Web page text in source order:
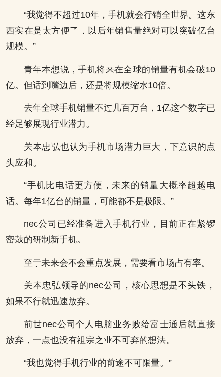
“我觉得不超过10年，手机就会行销全世界。这东
西实在是太方便了，以后年销售量绝对可以突破亿台
规模。”
青年本想说，手机将来在全球的销量有机会破10
亿。但话到嘴边后，还是将规模缩水10倍。
去年全球手机销量不过几百万台，1亿这个数字已
经足够展现行业潜力。
关本忠弘也认为手机市场潜力巨大，下意识的点
头应和。
“手机比电话更方便，未来的销量大概率超越电
话。每年1亿台的销量，可能都不是极限。”
nec公司已经准备进入手机行业，目前正在紧锣
密鼓的研制新手机。
至于未来会不会重点发展，需要看市场占有率。
关本忠弘领导的nec公司，核心思想是不头铁，
如果不行就迅速放弃。
前世nec公司个人电脑业务败给富士通后就直接
放弃，一点也没有祖宗之业不可弃的想法。
“我也觉得手机行业的前途不可限量。”